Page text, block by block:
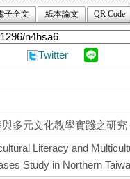
子全文 紙本論文 QR Code
Twitter
多元文化教學實踐之研究
Literacy and
Study in Northern